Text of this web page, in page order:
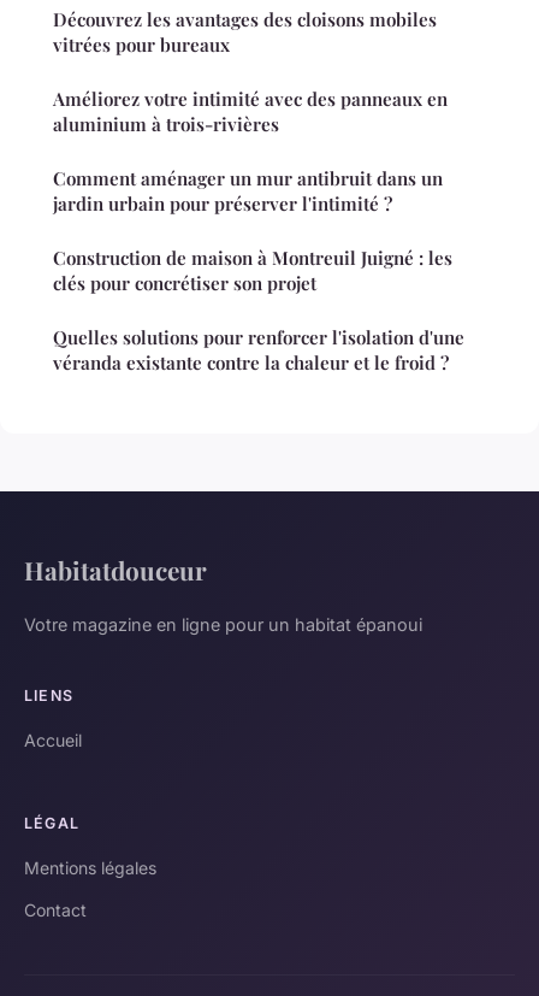
Découvrez les avantages des cloisons mobiles
vitrées pour bureaux
Améliorez votre intimité avec des panneaux en
aluminium à trois-rivières
Comment aménager un mur antibruit dans un
jardin urbain pour préserver l'intimité ?
Construction de maison à Montreuil Juigné : les
clés pour concrétiser son projet
Quelles solutions pour renforcer l'isolation d'une
véranda existante contre la chaleur et le froid ?
Habitatdouceur
Votre magazine en ligne pour un habitat épanoui
LIENS
Accueil
LÉGAL
Mentions légales
Contact